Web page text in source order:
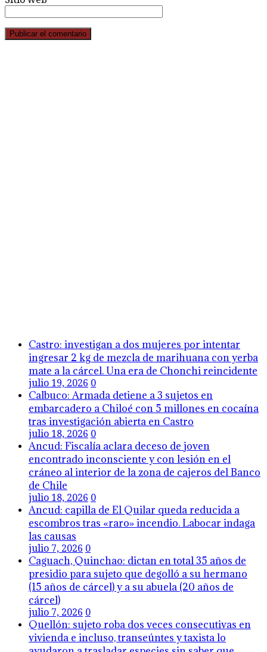
Castro: investigan a dos mujeres por intentar
ingresar 2 kg de mezcla de marihuana con yerba
mate a la cárcel. Una era de Chonchi reincidente
julio 19, 2026 0
Calbuco: Armada detiene a 3 sujetos en
embarcadero a Chiloé con 5 millones en cocaína
tras investigación abierta en Castro
julio 18, 2026 0
Ancud: Fiscalía aclara deceso de joven
encontrado inconsciente y con lesión en el
cráneo al interior de la zona de cajeros del Banco
de Chile
julio 18, 2026 0
Ancud: capilla de El Quilar queda reducida a
escombros tras «raro» incendio. Labocar indaga
las causas
julio 7, 2026 0
Caguach, Quinchao: dictan en total 35 años de
presidio para sujeto que degolló a su hermano
(15 años de cárcel) y a su abuela (20 años de
cárcel)
julio 7, 2026 0
Quellón: sujeto roba dos veces consecutivas en
vivienda e incluso, transeúntes y taxista lo